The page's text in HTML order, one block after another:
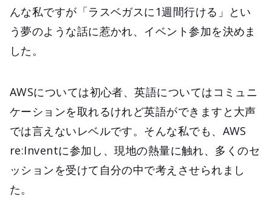
んな私ですが「ラスベガスに1週間行ける」とい
う夢のような話に惹かれ、イベント参加を決めま
した。
AWSについては初心者、英語についてはコミュニ
ケーションを取れるけれど英語ができますと大声
では言えないレベルです。そんな私でも、AWS
re:Inventに参加し、現地の熱量に触れ、多くのセ
ッションを受けて自分の中で考えさせられまし
た。